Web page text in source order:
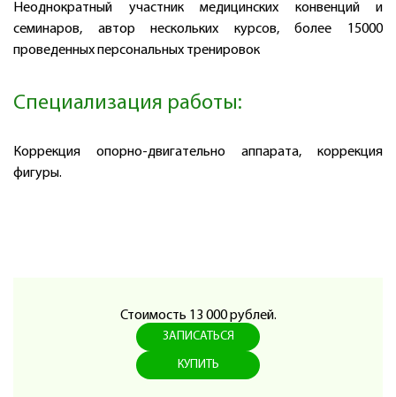
Неоднократный участник медицинских конвенций и
семинаров, автор нескольких курсов, более 15000
проведенных персональных тренировок
Специализация работы:
Коррекция опорно-двигательно аппарата, коррекция
фигуры.
Стоимость 13 000 рублей.
ЗАПИСАТЬСЯ
КУПИТЬ